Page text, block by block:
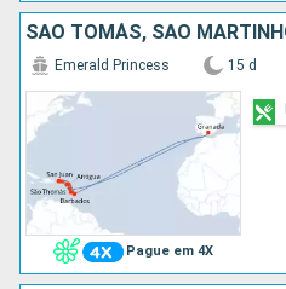
Pague em 4X
Emerald Princess 15 d